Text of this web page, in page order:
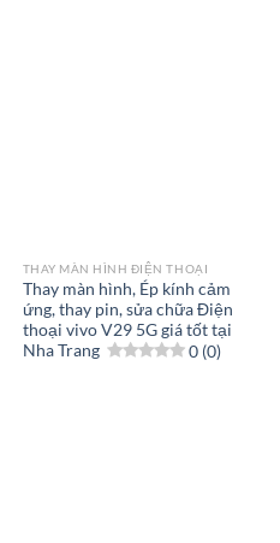
THAY MÀN HÌNH ĐIỆN THOẠI
Thay màn hình, Ép kính cảm
ứng, thay pin, sửa chữa Điện
thoại vivo V29 5G giá tốt tại
Nha Trang
0 (0)